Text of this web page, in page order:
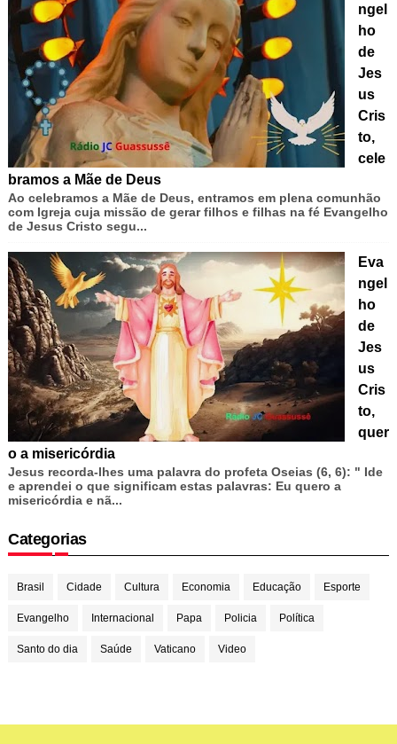
ngel
ho
de
Jes
us
Cris
to,
cele
bramos a Mãe de Deus
Ao celebramos a Mãe de Deus, entramos em plena comunhão
com Igreja cuja missão de gerar filhos e filhas na fé Evangelho
de Jesus Cristo segu...
Eva
ngel
ho
de
Jes
us
Cris
to,
quer
o a misericórdia
Jesus recorda-lhes uma palavra do profeta Oseias (6, 6): " Ide
e aprendei o que significam estas palavras: Eu quero a
misericórdia e nã...
Categorias
Brasil Cidade Cultura Economia Educação Esporte
Evangelho Internacional Papa Policia Política
Santo do dia Saúde Vaticano Video